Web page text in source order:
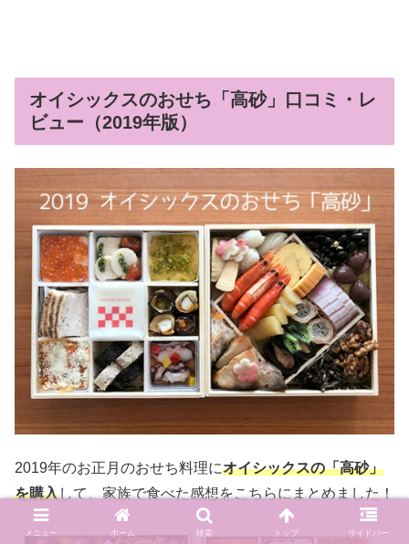
オイシックスのおせち「高砂」口コミ・レ
ビュー（2019年版）
2019年のお正月のおせち料理にオイシックスの「高砂」
を購入して、家族で食べた感想をこちらにまとめました！
メニュー ホーム 検索 トップ サイドバー